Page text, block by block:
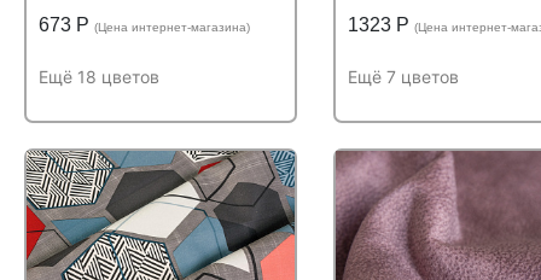
673 Р (Цена интернет-магазина)
Ещё 18 цветов
Устойчивость к истиранию:
Состав:
Устойчивость к
истиранию:более
50 000 циклов
Состав:полиэстер (PES)
1323 Р (Цена интернет-
Ещё 7 цветов
Устойчивость к
Состав:
Устойчивость к
истиранию:
50 000 циклов
Состав: